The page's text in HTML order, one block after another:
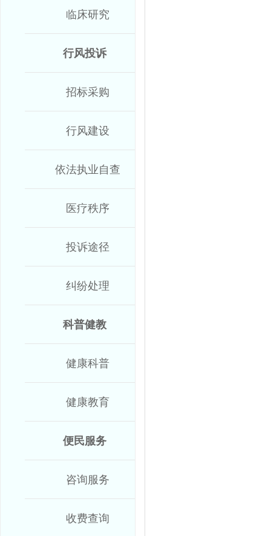
临床研究
行风投诉
招标采购
行风建设
依法执业自查
医疗秩序
投诉途径
纠纷处理
科普健教
健康科普
健康教育
便民服务
咨询服务
收费查询